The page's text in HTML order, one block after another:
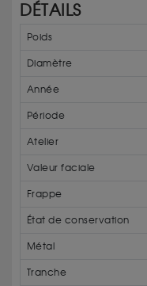
DÉTAILS
Poids
Diamètre
Année
Période
Atelier
Valeur faciale
Frappe
État de conservation
Métal
Tranche